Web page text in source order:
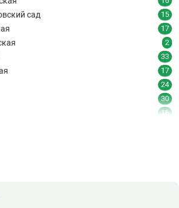
сад 15
17
2
33
17
24
30
16